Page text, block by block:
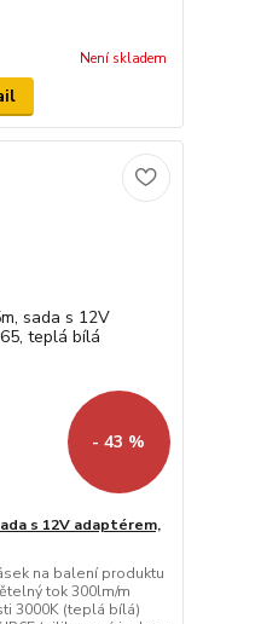
Není skladem
- 43 %
s 12V adaptérem,
na balení produktu
tok 300lm/m
3000K (teplá bílá)